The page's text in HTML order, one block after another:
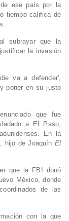
de ese país por la
tiempo califica de
subrayar que la
la invasión
va a defender',
poner en su justo
que fue
a El Paso,
En la
hijo de Joaquín El
que la FBI donó
México, donde
de las
con la que